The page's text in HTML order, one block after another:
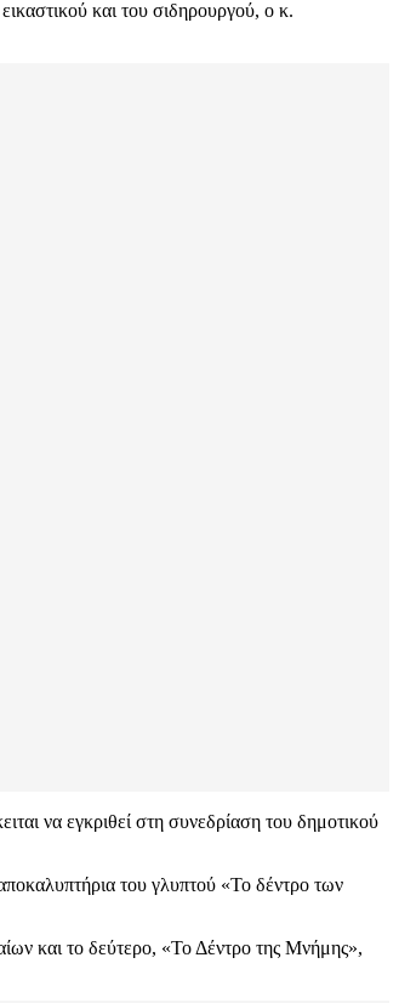
και του σιδηρουργού, ο κ.
να εγκριθεί στη συνεδρίαση του δημοτικού
του γλυπτού «Το δέντρο των
και το δεύτερο, «Το Δέντρο της Μνήμης»,